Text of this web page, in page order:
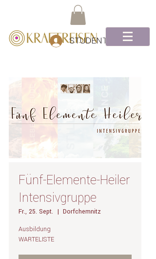
STUDENTEN Log-In
Fünf-Elemente-Heiler
Intensivgruppe
Fr., 25. Sept.
  |
Dorfchemnitz
Ausbildung
WARTELISTE